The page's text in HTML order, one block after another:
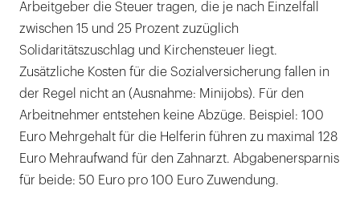
Arbeitgeber die Steuer tragen, die je nach Einzelfall
zwischen 15 und 25 Prozent zuzüglich
Solidaritätszuschlag und Kirchensteuer liegt.
Zusätzliche Kosten für die Sozialversicherung fallen in
der Regel nicht an (Ausnahme: Minijobs). Für den
Arbeitnehmer entstehen keine Abzüge. Beispiel: 100
Euro Mehrgehalt für die Helferin führen zu maximal 128
Euro Mehraufwand für den Zahnarzt. Abgabenersparnis
für beide: 50 Euro pro 100 Euro Zuwendung.